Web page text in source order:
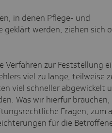
in denen Pflege- und
werden, ziehen sich
Verfahren zur Feststellung
viel zu lange, teilweise
viel schneller abgewickelt
Was wir hierfür brauchen,
Fragen, zum
für die